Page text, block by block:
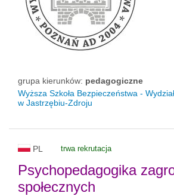
grupa kierunków: pedagogiczne
Wyższa Szkoła Bezpieczeństwa -
w Jastrzębiu-Zdroju
PL trwa rekrutacja
Psychopedagogika
społecznych